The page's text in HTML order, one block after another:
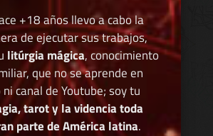
+18 años llevo a cabo la
de ejecutar sus trabajos,
litúrgia mágica, conocimiento
que no se aprende en
canal de Youtube; soy tu
tarot y la videncia toda
parte de América latina.